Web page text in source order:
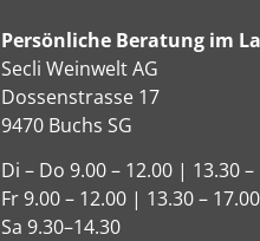
Persönliche Beratung im
Secli Weinwelt AG
Dossenstrasse 17
9470 Buchs SG
Di – Do 9.00 – 12.00 | 13.30 –
Fr 9.00 – 12.00 | 13.30 – 17.00
Sa 9.30–14.30